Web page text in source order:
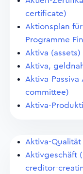
certificate)
Aktionsplan
Programme
Aktiva (assets)
Aktiva,
Aktiva-
committee)
Aktiva-
Aktiva-
Aktivgeschäft
creditor-